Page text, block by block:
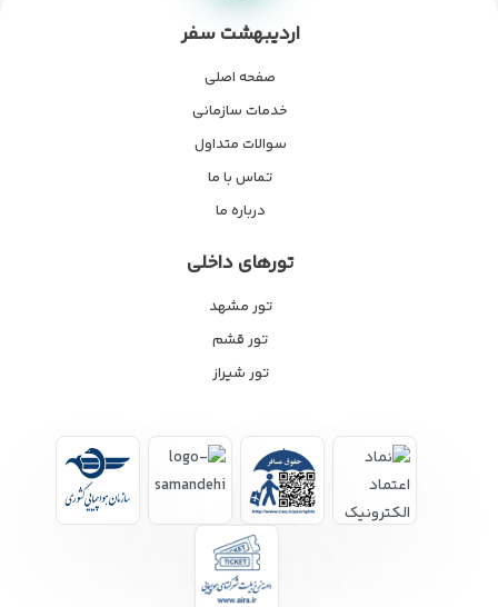
اردیبهشت سفر
صفحه اصلی
خدمات سازمانی
سوالات متداول
تماس با ما
درباره ما
تورهای داخلی
تور مشهد
تور قشم
تور شیراز